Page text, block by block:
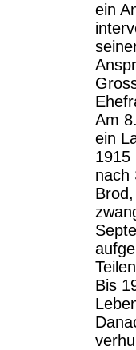
ein
Am
ein
1915
nach
Bis